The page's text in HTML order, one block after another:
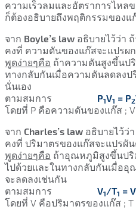
ความเร็วลมและอัตราการไหล
ก็ต้องอธิบายถึงพฤติกรรมของแ
จาก Boyle’s law อธิบายไว้ว่า
คงที่ ความดันของแก๊สจะแปรผ
พูดง่ายๆคือ ถ้าความดันสูงขึ้นป
ทางกลับกันเมื่อความดันลดลง
นั่นเอง
ตามสมการ P1V1 = P2
โดยที่ P คือความดันของแก๊ส ;
จาก Charles’s law อธิบายไว้ว่
คงที่ ปริมาตรของแก๊สจะแปร
พูดง่ายๆคือ ถ้าอุณหภูมิสูงขึ้นปริ
ไปด้วยและในทางกลับกันเมื่อ
จะลดลงเช่นกัน
ตามสมการ V1/T1 = V
โดยที่ V คือปริมาตรของแก๊ส ;